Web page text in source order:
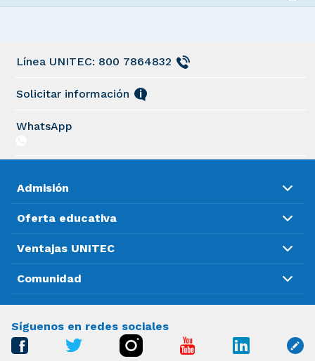
Línea UNITEC: 800 7864832
Solicitar información
WhatsApp
Admisión
Oferta educativa
Ventajas UNITEC
Comunidad
Síguenos en redes sociales